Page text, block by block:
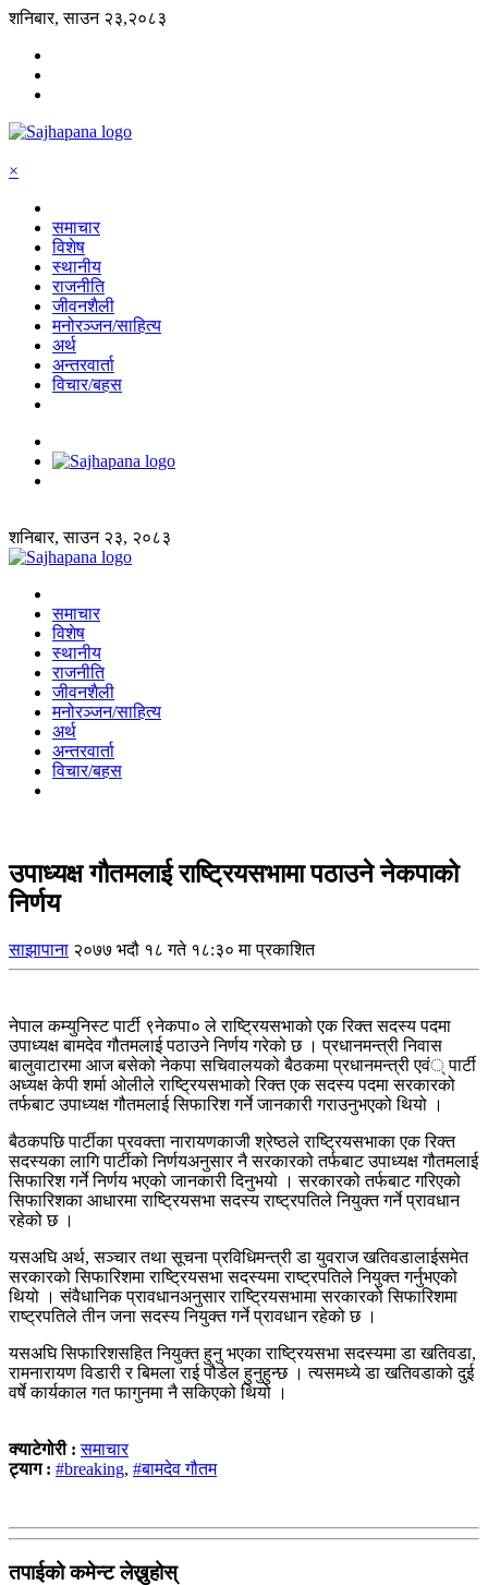
शनिबार, साउन २३,२०८३
×
समाचार
विशेष
स्थानीय
राजनीति
जीवनशैली
मनोरञ्जन/साहित्य
अर्थ
अन्तरवार्ता
विचार/बहस
शनिबार, साउन २३, २०८३
समाचार
विशेष
स्थानीय
राजनीति
जीवनशैली
मनोरञ्जन/साहित्य
अर्थ
अन्तरवार्ता
विचार/बहस
उपाध्यक्ष गौतमलाई राष्ट्रियसभामा पठाउने नेकपाको
निर्णय
साझापाना २०७७ भदौ १८ गते १८:३० मा प्रकाशित
नेपाल कम्युनिस्ट पार्टी ९नेकपा० ले राष्ट्रियसभाको एक रिक्त सदस्य पदमा
उपाध्यक्ष बामदेव गौतमलाई पठाउने निर्णय गरेको छ । प्रधानमन्त्री निवास
बालुवाटारमा आज बसेको नेकपा सचिवालयको बैठकमा प्रधानमन्त्री एवं् पार्टी
अध्यक्ष केपी शर्मा ओलीले राष्ट्रियसभाको रिक्त एक सदस्य पदमा सरकारको
तर्फबाट उपाध्यक्ष गौतमलाई सिफारिश गर्ने जानकारी गराउनुभएको थियो ।
बैठकपछि पार्टीका प्रवक्ता नारायणकाजी श्रेष्ठले राष्ट्रियसभाका एक रिक्त
सदस्यका लागि पार्टीको निर्णयअनुसार नै सरकारको तर्फबाट उपाध्यक्ष गौतमलाई
सिफारिश गर्ने निर्णय भएको जानकारी दिनुभयो । सरकारको तर्फबाट गरिएको
सिफारिशका आधारमा राष्ट्रियसभा सदस्य राष्ट्रपतिले नियुक्त गर्ने प्रावधान
रहेको छ ।
यसअघि अर्थ, सञ्चार तथा सूचना प्रविधिमन्त्री डा युवराज खतिवडालाईसमेत
सरकारको सिफारिशमा राष्ट्रियसभा सदस्यमा राष्ट्रपतिले नियुक्त गर्नुभएको
थियो । संवैधानिक प्रावधानअनुसार राष्ट्रियसभामा सरकारको सिफारिशमा
राष्ट्रपतिले तीन जना सदस्य नियुक्त गर्ने प्रावधान रहेको छ ।
यसअघि सिफारिशसहित नियुक्त हुनु भएका राष्ट्रियसभा सदस्यमा डा खतिवडा,
रामनारायण विडारी र बिमला राई पौडेल हुनुहुन्छ । त्यसमध्ये डा खतिवडाको दुई
वर्षे कार्यकाल गत फागुनमा नै सकिएको थियो ।
क्याटेगोरी :समाचार
ट्याग : #breaking, #बामदेव गौतम
तपाईको कमेन्ट लेख्नुहोस्